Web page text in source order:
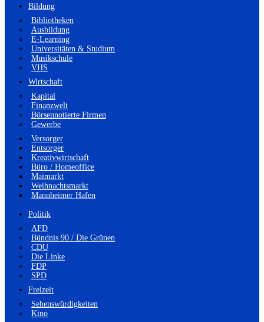
Bildung
Bibliotheken
Ausbildung
E-Learning
Universitäten & Studium
Musikschule
VHS
Wirtschaft
Kapital
Finanzwelt
Börsennotierte Firmen
Gewerbe
Versorger
Entsorger
Kreativwirtschaft
Büro / Homeoffice
Maimarkt
Weihnachtsmarkt
Mannheimer Hafen
Politik
AFD
Bündnis 90 / Die Grünen
CDU
Die Linke
FDP
SPD
Freizeit
Sehenswürdigkeiten
Kino